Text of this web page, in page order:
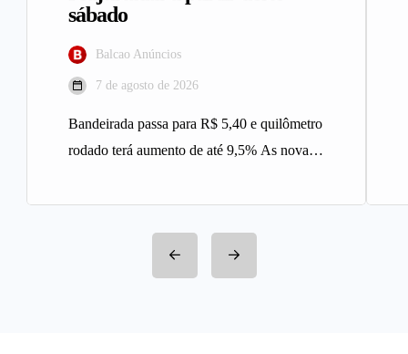
sábado
Balcao Anúncios
7 de agosto de 2026
Bandeirada passa para R$ 5,40 e quilômetro
rodado terá aumento de até 9,5% As novas